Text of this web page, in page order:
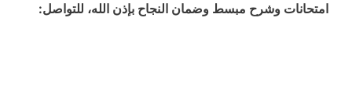
امتحانات وشرح مبسط وضمان النجاح بإذن الله، للتواصل: